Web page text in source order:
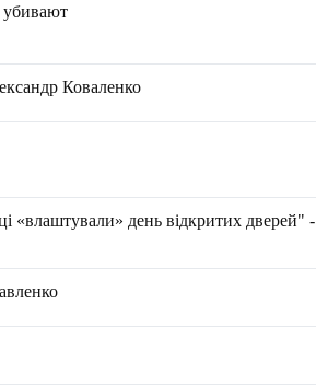
Коваленко
«влаштували» день відкритих дверей" -